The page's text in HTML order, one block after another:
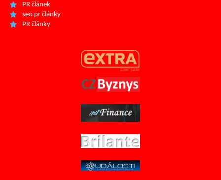
PR článek
seo pr články
PR články